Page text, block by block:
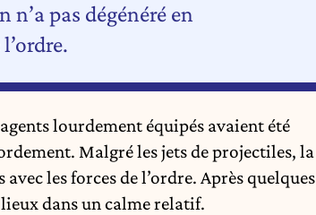
pas dégénéré en
lourdement équipés avaient été
Malgré les jets de projectiles, la
les forces de l’ordre. Après quelques
dans un calme relatif.